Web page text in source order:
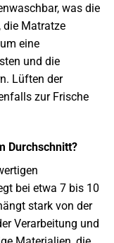
was die
die Matratze
eine
und die
Lüften der
zur Frische
Durchschnitt?
bei etwa 7 bis 10
stark von der
Verarbeitung und